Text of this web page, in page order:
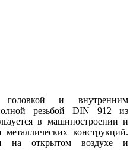
и внутренним
резьбой DIN 912 из
в машиностроении и
металлических конструкций.
на открытом воздухе и